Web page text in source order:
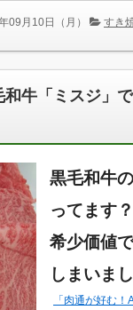
09月10日（月） すき
牛「ミスジ」
黒毛和牛
ってます？
希少価値
しまいま
「肉通が好む